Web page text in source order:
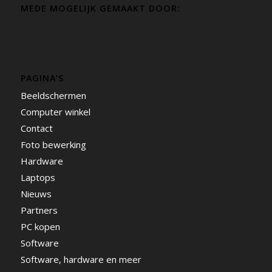
MEDE MOGELIJK GEMAAKT DOOR:
PAGINA’S
Beeldschermen
Computer winkel
Contact
Foto bewerking
Hardware
Laptops
Nieuws
Partners
PC kopen
Software
Software, hardware en meer